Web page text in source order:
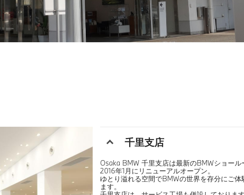
千里支店
Osaka BMW 千里支店は最新のBMWショール
2016年1月にリニューアルオープン。
ゆとり溢れる空間でBMWの世界を存分にご
ます。